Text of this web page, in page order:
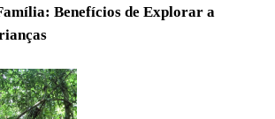
Benefícios de Explorar a